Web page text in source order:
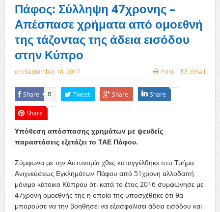
Πάφος: Σύλληψη 47χρονης –
Απέσπασε χρήματα από ομοεθνή
της τάζοντας της άδεια εισόδου
στην Κύπρο
on:September 18, 2017 Print Email
Share 0 Tweet Share Share
Share
Yπόθεση απόσπασης χρημάτων με ψευδείς
παραστάσεις εξετάζει το ΤΑΕ Πάφου.
Σύμφωνα με την Αστυνομία χθες καταγγέλθηκε στο Τμήμα
Ανιχνεύσεως Εγκλημάτων Πάφου από 51χρονη αλλοδαπή
μόνιμο κάτοικο Κύπρου ότι κατά το έτος 2016 συμφώνησε με
47χρονη ομοεθνής της η οποία της υποσχέθηκε ότι θα
μπορούσε να την βοηθήσει να εξασφαλίσει άδεια εισόδου και